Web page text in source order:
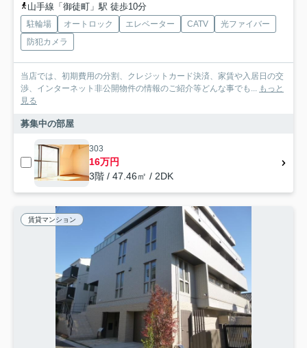
山手線「御徒町」駅 徒歩10分
駐輪場 オートロック エレベーター CATV
光ファイバー
防犯カメラ
当店では、初期費用の分割、クレジットカード決済、家賃や入居日の交
渉、インターネット非公開物件の情報のご紹介等どんな事でも...
もっと
見る
募集中の部屋
303
16万円
3階 / 47.46㎡ / 2DK
賃貸マンション